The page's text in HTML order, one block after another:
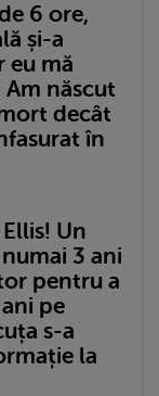
6 ore,
și-a
eu mă
Am născut
decât
în
Un
3 ani
pentru a
pe
s-a
la